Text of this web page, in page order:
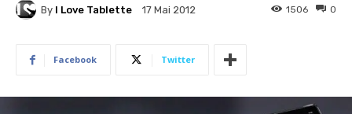
By I Love Tablette 17 Mai 2012 0
1506
Facebook Twitter